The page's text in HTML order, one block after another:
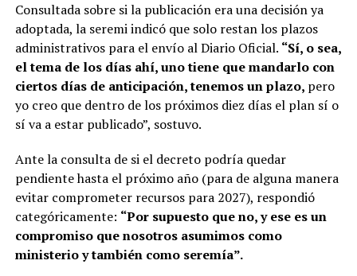
Consultada sobre si la publicación era una decisión ya
adoptada, la seremi indicó que solo restan los plazos
administrativos para el envío al Diario Oficial. “Sí, o sea,
el tema de los días ahí, uno tiene que mandarlo con
ciertos días de anticipación, tenemos un plazo, pero
yo creo que dentro de los próximos diez días el plan sí o
sí va a estar publicado”, sostuvo.
Ante la consulta de si el decreto podría quedar
pendiente hasta el próximo año (para de alguna manera
evitar comprometer recursos para 2027), respondió
categóricamente: “Por supuesto que no, y ese es un
compromiso que nosotros asumimos como
ministerio y también como seremía”.